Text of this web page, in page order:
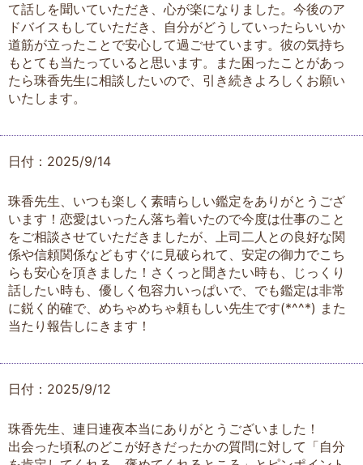
て話しを聞いていただき、心が楽になりました。今後のア
ドバイスもしていただき、自分がどうしていったらいいか
道筋が立ったことで安心して過ごせています。彼の気持ち
もとても当たっていると思います。また困ったことがあっ
たら珠香先生に相談したいので、引き続きよろしくお願い
いたします。
日付：2025/9/14
珠香先生、いつも楽しく素晴らしい鑑定をありがとうござ
います！恋愛はいったん落ち着いたので今度は仕事のこと
をご相談させていただきましたが、上司二人との良好な関
係や信頼関係などもすぐに見破られて、安定の御力でこち
らも安心を頂きました！さくっと聞きたい時も、じっくり
話したい時も、優しく包容力いっぱいで、でも鑑定は非常
に鋭く的確で、めちゃめちゃ頼もしい先生です(*^^*) また
当たり報告しにきます！
日付：2025/9/12
珠香先生、連日連夜本当にありがとうございました！
出会った頃私のどこが好きだったかの質問に対して「自分